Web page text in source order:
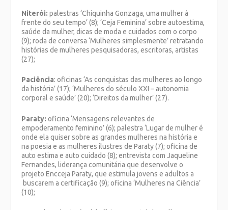
Niterói: palestras ‘Chiquinha Gonzaga, uma mulher à
frente do seu tempo’ (8); ‘Ceja Feminina’ sobre autoestima,
saúde da mulher, dicas de moda e cuidados com o corpo
(9); roda de conversa ‘Mulheres simplesmente’ retratando
histórias de mulheres pesquisadoras, escritoras, artistas
(27);
Paciência: oficinas ‘As conquistas das mulheres ao longo
da história’ (17); ‘Mulheres do século XXI – autonomia
corporal e saúde’ (20); ‘Direitos da mulher’ (27).
Paraty:oficina ‘Mensagens relevantes de
empoderamento feminino’ (6); palestra ‘Lugar de mulher é
onde ela quiser sobre as grandes mulheres na história e
na poesia e as mulheres ilustres de Paraty (7); oficina de
auto estima e auto cuidado (8); entrevista com Jaqueline
Fernandes, liderança comunitária que desenvolve o
projeto Encceja Paraty, que estimula jovens e adultos a
buscarem a certificação (9); oficina ‘Mulheres na Ciência’
(10);